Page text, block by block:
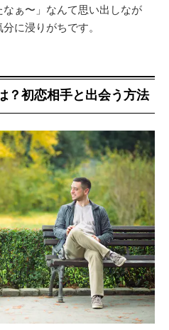
ぁ〜」なんて思い出しなが
に浸りがちです。
？初恋相手と出会う方法